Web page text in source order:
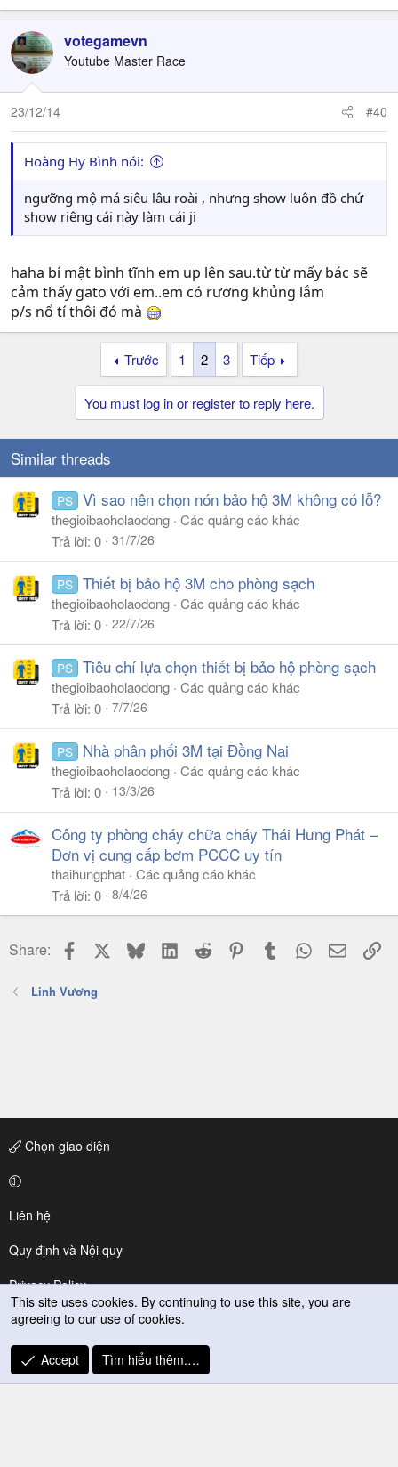
votegamevn
Youtube Master Race
23/12/14 #40
Hoàng Hy Bình nói:
ngưỡng mộ má siêu lâu roài , nhưng show luôn đồ chứ
show riêng cái này làm cái ji
haha bí mật bình tĩnh em up lên sau.từ từ mấy bác sẽ
cảm thấy gato với em..em có rương khủng lắm
p/s nổ tí thôi đó mà
Trước 1 2 3 Tiếp
You must log in or register to reply here.
Similar threads
PS Vì sao nên chọn nón bảo hộ 3M không có lỗ?
thegioibaoholaodong Các quảng cáo khác
Trả lời 0 31/7/26
PS Thiết bị bảo hộ 3M cho phòng sạch
thegioibaoholaodong Các quảng cáo khác
Trả lời 0 22/7/26
PS Tiêu chí lựa chọn thiết bị bảo hộ phòng sạch
thegioibaoholaodong Các quảng cáo khác
Trả lời 0 7/7/26
PS Nhà phân phối 3M tại Đồng Nai
thegioibaoholaodong Các quảng cáo khác
Trả lời 0 13/3/26
Công ty phòng cháy chữa cháy Thái Hưng Phát –
Đơn vị cung cấp bơm PCCC uy tín
thaihungphat Các quảng cáo khác
Trả lời 0 8/4/26
Share: Facebook BlueskyLinkedIn
Reddit PinterestTumblr WhatsApp
Email
Linh Vương
Chọn giao diện
Liên hệ
Quy định và Nội quy
Privacy Policy
Trợ giúp
R
S
This site uses cookies. By continuing to use this site, you are
agreeing to our use of cookies.
Accept Tìm hiểu thêm.…